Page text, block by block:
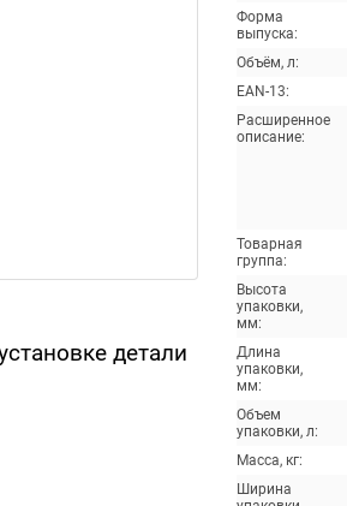
детали
Форма
выпуска:
Объём, л:
EAN-13:
Расширенное
описание:
Товарная
группа:
Высота
упаковки,
мм:
Длина
упаковки,
мм:
Объем
упаковки, л:
Масса, кг:
Ширина